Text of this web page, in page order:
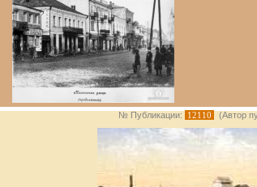
№ Публикации: 12110 (Автор